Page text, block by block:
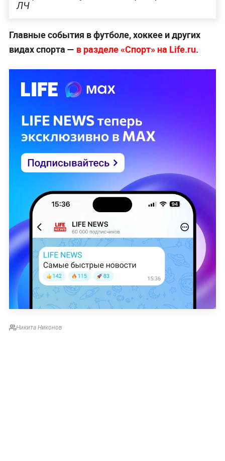
ЛЧ
Главные события в футболе, хоккее и других
видах спорта — в разделе «Спорт» на Life.ru.
Никита Никонов